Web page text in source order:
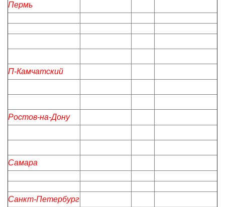
Пермь
П-Камчатский
Ростов-на-Дону
Самара
Санкт-Петербург